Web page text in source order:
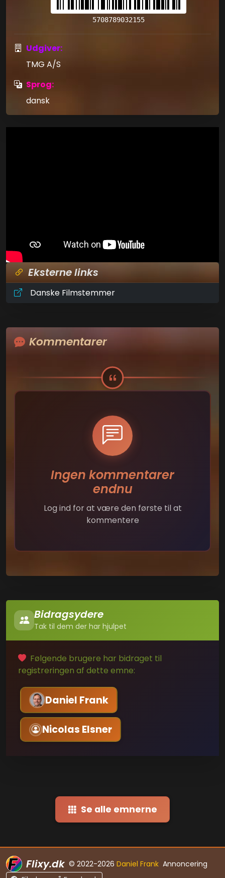
5708789032155
Udgiver:
TMG A/S
Sprog:
dansk
Eksterne links
Danske Filmstemmer
Kommentarer
Ingen kommentarer
endnu
Log ind for at være den første til at
kommentere
Bidragsydere
Tak til dem der har hjulpet
Følgende brugere har bidraget til
registreringen af dette emne:
Daniel Frank
Nicolas Elsner
Se alle emnerne
Flixy.dk © 2022-2026 Daniel Frank Annoncering